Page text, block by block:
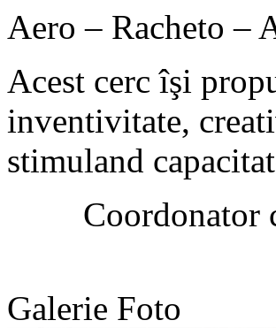
Aero – Racheto –
Acest cerc îşi
inventivitate,
stimuland
Coordonator
Galerie Foto